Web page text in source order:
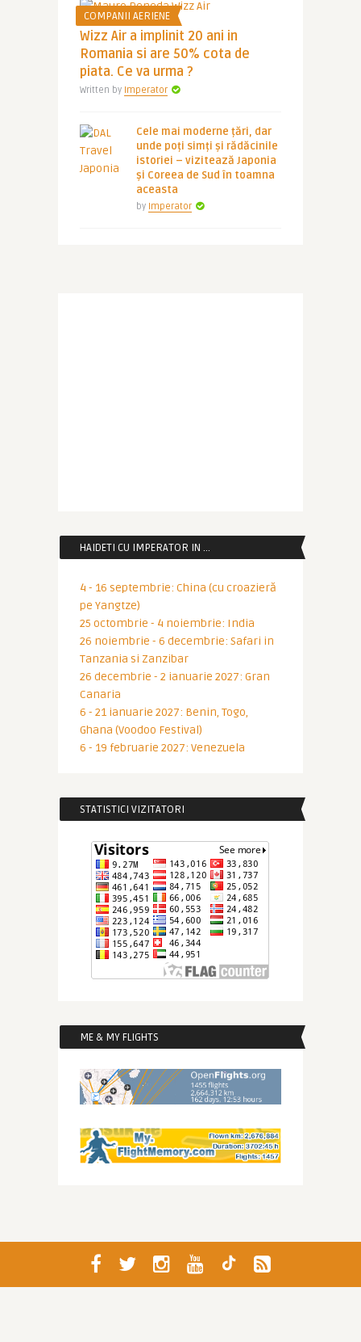
COMPANII AERIENE
Wizz Air a implinit 20 ani in
Romania si are 50% cota de
piata. Ce va urma ?
Written by Imperator
Cele mai moderne țări, dar
unde poți simți și rădăcinile
istoriei – vizitează Japonia
și Coreea de Sud în toamna
aceasta
by Imperator
HAIDETI CU IMPERATOR IN …
4 - 16 septembrie: China (cu croazieră
pe Yangtze)
25 octombrie - 4 noiembrie: India
26 noiembrie - 6 decembrie: Safari in
Tanzania si Zanzibar
26 decembrie - 2 ianuarie 2027: Gran
Canaria
6 - 21 ianuarie 2027: Benin, Togo,
Ghana (Voodoo Festival)
6 - 19 februarie 2027: Venezuela
STATISTICI VIZITATORI
ME & MY FLIGHTS